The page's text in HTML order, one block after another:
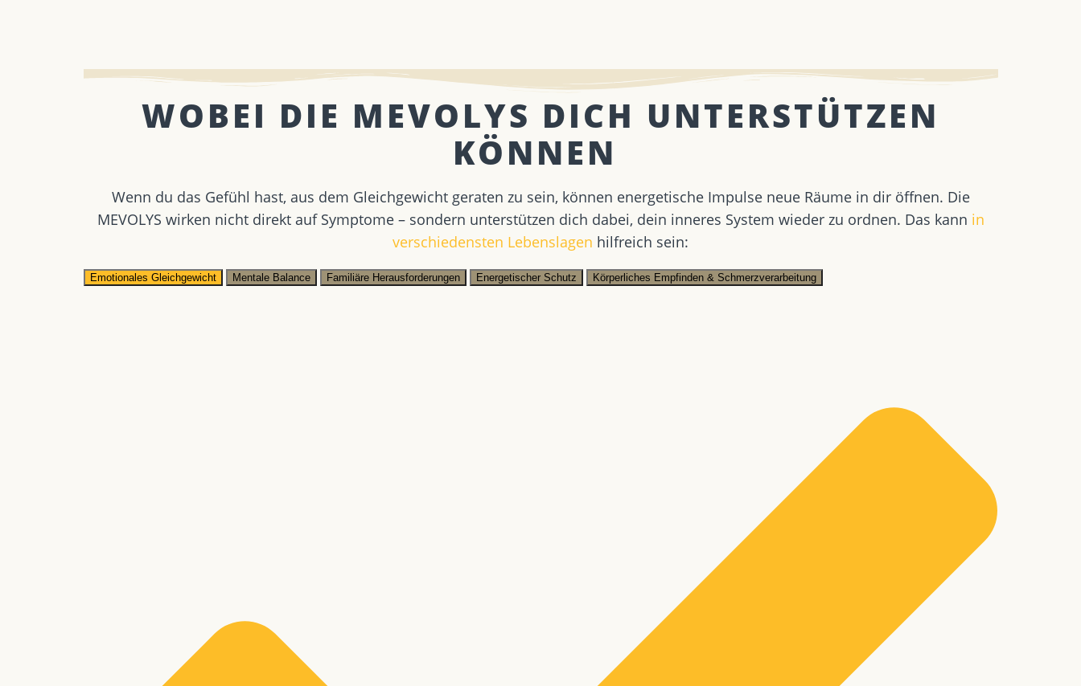
WOBEI DIE MEVOLYS DICH UNTERSTÜTZEN
KÖNNEN ​
Wenn du das Gefühl hast, aus dem Gleichgewicht geraten zu sein, können energetische Impulse neue Räume in dir öffnen. Die
MEVOLYS wirken nicht direkt auf Symptome – sondern unterstützen dich dabei, dein inneres System wieder zu ordnen. Das kann in
verschiedensten Lebenslagen hilfreich sein:
Emotionales Gleichgewicht Mentale Balance Familiäre Herausforderungen Energetischer Schutz Körperliches Empfinden & Schmerzverarbeitung